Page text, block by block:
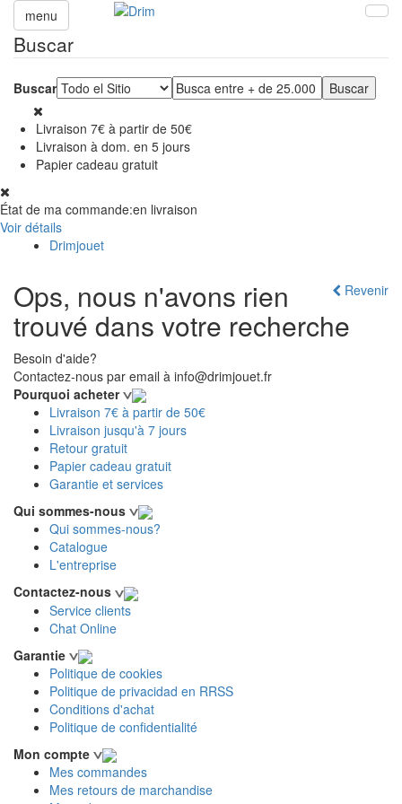
menu
Buscar
Buscar
Livraison 7€ à partir de 50€
Livraison à dom. en 5 jours
Papier cadeau gratuit
État de ma commande:en livraison
Voir détails
Drimjouet
Revenir
Ops, nous n'avons rien
trouvé dans votre recherche
Besoin d'aide?
Contactez-nous par email à info@drimjouet.fr
Pourquoi acheter
Livraison 7€ à partir de 50€
Livraison jusqu'à 7 jours
Retour gratuit
Papier cadeau gratuit
Garantie et services
Qui sommes-nous
Qui sommes-nous?
Catalogue
L'entreprise
Contactez-nous
Service clients
Chat Online
Garantie
Politique de cookies
Politique de privacidad en RRSS
Conditions d'achat
Politique de confidentialité
Mon compte
Mes commandes
Mes retours de marchandise